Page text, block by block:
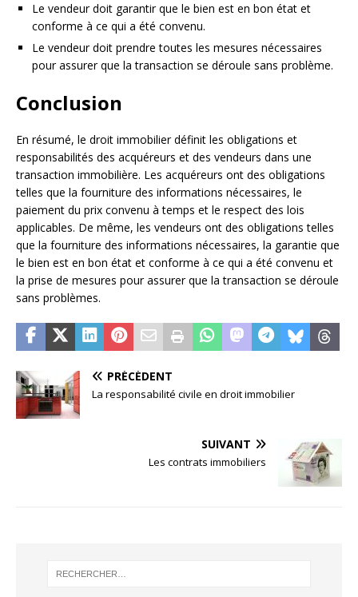
Le vendeur doit garantir que le bien est en bon état et
conforme à ce qui a été convenu.
Le vendeur doit prendre toutes les mesures nécessaires
pour assurer que la transaction se déroule sans problème.
Conclusion
En résumé, le droit immobilier définit les obligations et
responsabilités des acquéreurs et des vendeurs dans une
transaction immobilière. Les acquéreurs ont des obligations
telles que la fourniture des informations nécessaires, le
paiement du prix convenu à temps et le respect des lois
applicables. De même, les vendeurs ont des obligations telles
que la fourniture des informations nécessaires, la garantie que
le bien est en bon état et conforme à ce qui a été convenu et
la prise de mesures pour assurer que la transaction se déroule
sans problèmes.
PRÉCÉDENT
La responsabilité civile en droit immobilier
SUIVANT
Les contrats immobiliers